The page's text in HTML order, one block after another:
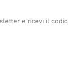
e ricevi il